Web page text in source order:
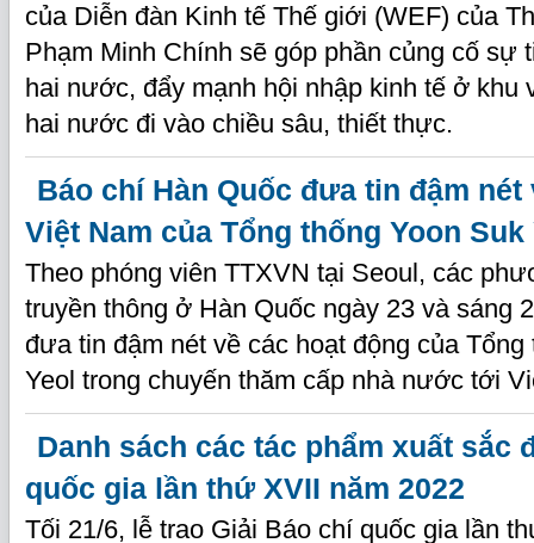
của Diễn đàn Kinh tế Thế giới (WEF) của
Phạm Minh Chính sẽ góp phần củng cố sự
hai nước, đẩy mạnh hội nhập kinh tế ở khu
hai nước đi vào chiều sâu, thiết thực.
Báo chí Hàn Quốc đưa tin đậm nét
Việt Nam của Tổng thống Yoon Suk
Theo phóng viên TTXVN tại Seoul, các
truyền thông ở Hàn Quốc ngày 23 và sáng
đưa tin đậm nét về các hoạt động của Tổng
Yeol trong chuyến thăm cấp nhà nước tới
Danh sách các tác phẩm xuất sắc
quốc gia lần thứ XVII năm 2022
Tối 21/6, lễ trao Giải Báo chí quốc gia lần